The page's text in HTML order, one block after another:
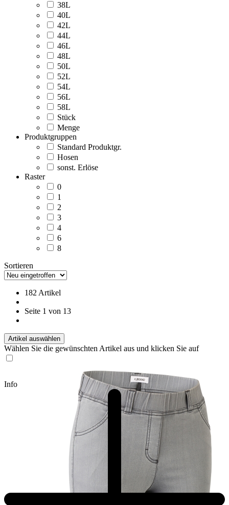
38L
40L
42L
44L
46L
48L
50L
52L
54L
56L
58L
Stück
Menge
Produktgruppen
Standard Produktgr.
Hosen
sonst. Erlöse
Raster
0
1
2
3
4
6
8
Sortieren
182 Artikel
Seite 1 von 13
Artikel auswählen
Wählen Sie die gewünschten Artikel aus und klicken Sie auf
Info